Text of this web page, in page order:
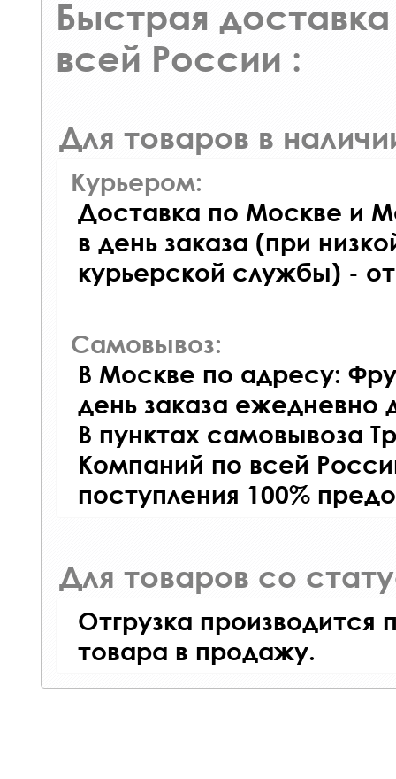
Быстрая доставка
всей России :
Для товаров в
Курьером:
Доставка по Москве и
в день заказа (при
курьерской службы) -
Самовывоз:
В Москве по адресу:
день заказа ежедневно
В пунктах самовывоза
Компаний по всей
поступления 100%
Для товаров со
Отгрузка производится
товара в продажу.